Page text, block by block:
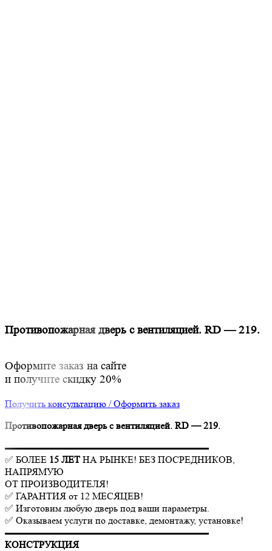
Противопожарная дверь с вентиляцией. RD — 219.
Противопожарная дверь с вентиляцией. RD — 219.
▬▬▬▬▬▬▬▬▬▬▬▬▬▬▬▬▬▬▬▬▬
✅ БОЛЕЕ 15 ЛЕТ НА РЫНКЕ! БЕЗ ПОСРЕДНИКОВ,
НАПРЯМУЮ
ОТ ПРОИЗВОДИТЕЛЯ!
✅ ГАРАНТИЯ от 12 МЕСЯЦЕВ!
✅ Изготовим любую дверь под ваши параметры.
✅ Оказываем услуги по доставке, демонтажу, установке!
▬▬▬▬▬▬▬▬▬▬▬▬▬▬▬▬▬▬▬▬▬
КОНСТРУКЦИЯ
Оформите заказ на сайте
и получите скидку 20%
Получить консультацию / Оформить заказ